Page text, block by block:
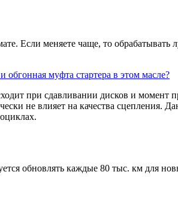
Если меняете чаще, то обрабатывать
обгонная муфта стартера в этом масле?
при сдавливании дисков и момент
не влияет на качества сцепления.
обновлять каждые 80 тыс. км для